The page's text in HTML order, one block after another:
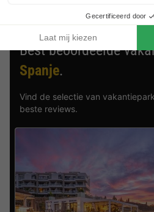
Best beoordeelde
Spanje.
Vind de selectie van
beste reviews.